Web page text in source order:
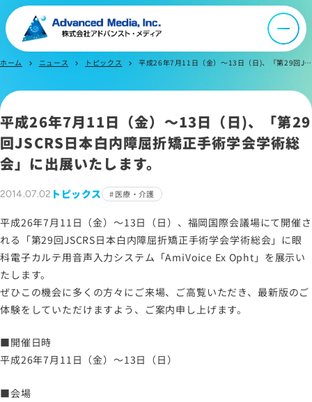
会社案内
オウンドメディア
ニュース
採用情報
よくあるご質問
お問い合わせ
サイトマップ
ソーシャルメディアポリシー
ホーム chevron_right ニュース chevron_right トピックス chevron_right 平成26年7月11日（金）～13日（日)、「第29回JSCRS日本白内障屈折矯正手術学会学術総会」に出展いたします。
平成26年7月11日（金）～13日（日)、「第29
回JSCRS日本白内障屈折矯正手術学会学術総
会」に出展いたします。
2014.07.02 トピックス 医療・介護
平成26年7月11日（金）～13日（日）、福岡国際会議場にて開催さ
れる「第29回JSCRS日本白内障屈折矯正手術学会学術総会」に眼
科電子カルテ用音声入力システム「AmiVoice Ex Opht」を展示い
たします。
ぜひこの機会に多くの方々にご来場、ご高覧いただき、最新版のご
体験をしていただけますよう、ご案内申し上げます。
■開催日時
平成26年7月11日（金）～13日（日）
■会場